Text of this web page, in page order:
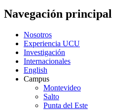
Navegación principal
Nosotros
Experiencia UCU
Investigación
Internacionales
English
Campus
Montevideo
Salto
Punta del Este